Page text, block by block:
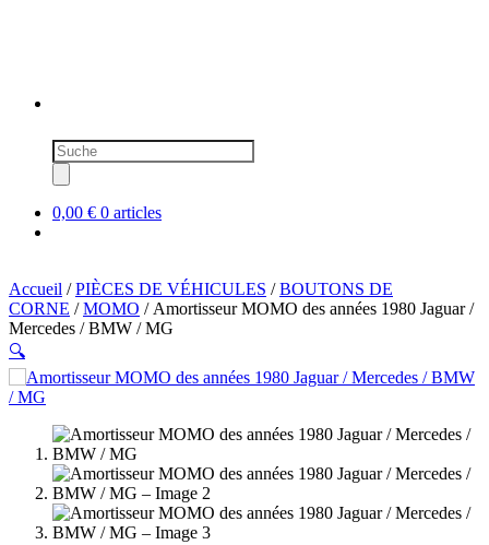
Recherche
de
produits
0,00 € 0 articles
Accueil /PIÈCES DE VÉHICULES /BOUTONS DE
CORNE /MOMO / Amortisseur MOMO des années 1980 Jaguar /
Mercedes / BMW / MG
🔍